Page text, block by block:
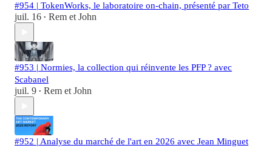
#954 | TokenWorks, le laboratoire on-chain, présenté par Teto
juil. 16 • Rem et John
#953 | Normies, la collection qui réinvente les PFP ? avec
Scabanel
juil. 9 • Rem et John
#952 | Analyse du marché de l'art en 2026 avec Jean Minguet